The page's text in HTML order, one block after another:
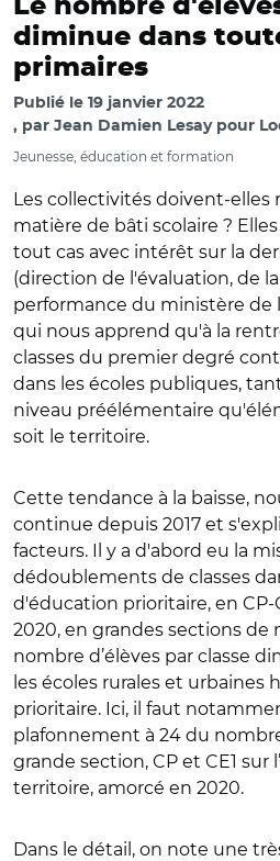
Le nombre
diminue dans
primaires
Publié le 19 janvier 2022
par Jean Damien Lesay pour
Jeunesse, éducation et formation
Les collectivités doivent-elles
matière de bâti scolaire ?
tout cas avec intérêt sur la
(direction de l'évaluation, de
performance du ministère de
qui nous apprend qu'à la
classes du premier degré
dans les écoles publiques,
niveau préélémentaire
soit le territoire.
Cette tendance à la baisse,
continue depuis 2017 et
facteurs. Il y a d'abord eu la
dédoublements de classes
d'éducation prioritaire, en CP-
2020, en grandes sections de
nombre d’élèves par classe
les écoles rurales et urbaines
prioritaire. Ici, il faut
plafonnement à 24 du
grande section, CP et CE1 sur
territoire, amorcé en 2020.
Dans le détail, on note une